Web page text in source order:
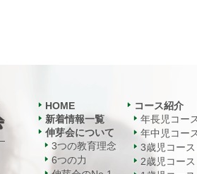
HOME
新着情報一覧
伸芽会について
3つの教育理念
6つの力
コース紹介
年長児コー
年中児コー
3歳児コース
2歳児コース